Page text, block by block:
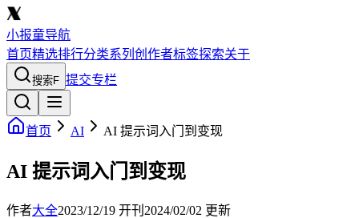
小报童导航
首页精选排行分类系列 创作者标签探索关于
搜索F 提交专栏
首页 AI AI 提示词入门到变现
AI 提示词入门到变现
作者大全2023/12/19 开刊 2024/02/02 更新